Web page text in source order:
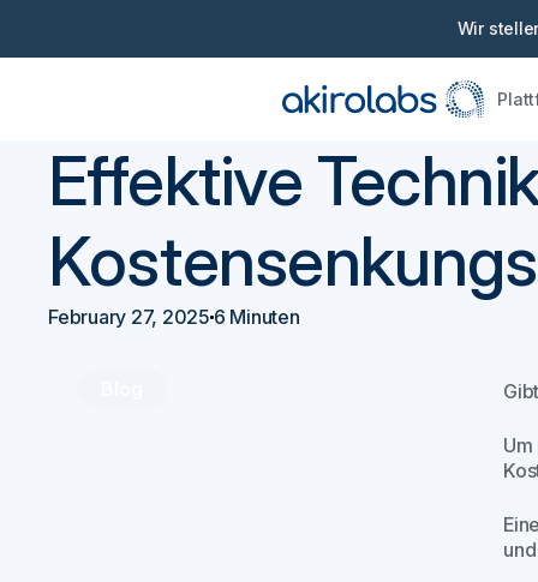
Wir
Effektive
February 27, 20256 Minuten